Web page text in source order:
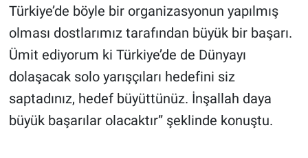
Türkiye’de böyle bir organizasyonun yapılmış
olması dostlarımız tarafından büyük bir başarı.
Ümit ediyorum ki Türkiye’de de Dünyayı
dolaşacak solo yarışçıları hedefini siz
saptadınız, hedef büyüttünüz. İnşallah daya
büyük başarılar olacaktır” şeklinde konuştu.